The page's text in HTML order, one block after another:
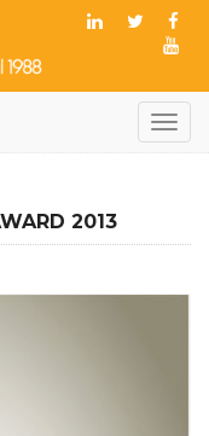
2013